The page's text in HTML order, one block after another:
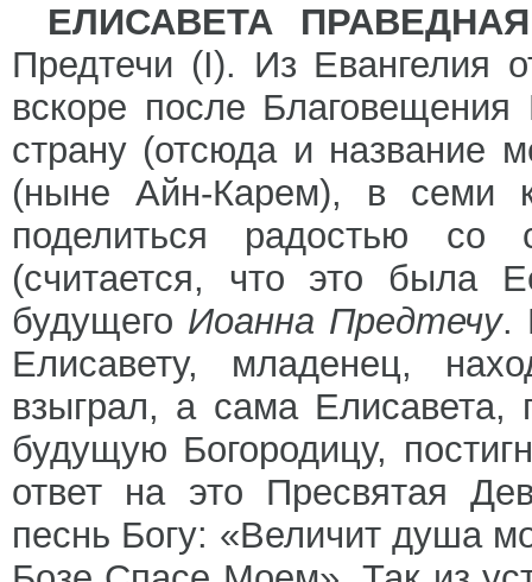
ЕЛИСАВЕТА ПРАВЕДНАЯ
Предтечи (I). Из Евангелия
вскоре после
страну (отсюда и название
(ныне Айн-Карем), в семи
поделиться радостью со
(считается, что это была
будущего Иоанна Предтечу.
Елисавету, младенец,
взыграл, а сама
будущую Богородицу,
ответ на это Пресвятая
песнь Богу: «Величит душа